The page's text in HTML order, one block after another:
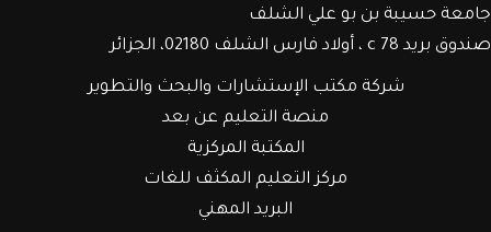
جامعة حسيبة بن بو علي الشلف
صندوق بريد c 78 ، أولاد فارس الشلف 02180، الجزائر
شركة مكتب الإستشارات والبحث والتطوير
منصة التعليم عن بعد
المكتبة المركزية
مركز التعليم المكثف للغات
البريد المهني